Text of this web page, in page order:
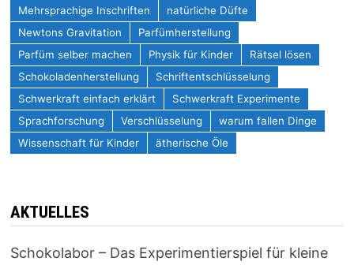
Mehrsprachige Inschriften
natürliche Düfte
Newtons Gravitation
Parfümherstellung
Parfüm selber machen
Physik für Kinder
Rätsel lösen
Schokoladenherstellung
Schriftentschlüsselung
Schwerkraft einfach erklärt
Schwerkraft Experimente
Sprachforschung
Verschlüsselung
warum fallen Dinge
Wissenschaft für Kinder
ätherische Öle
AKTUELLES
Schokolabor – Das Experimentierspiel für kleine